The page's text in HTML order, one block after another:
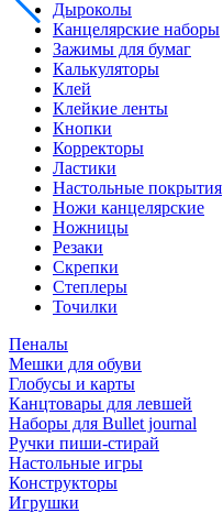
Дыроколы
Канцелярские наборы
Зажимы для бумаг
Калькуляторы
Клей
Клейкие ленты
Кнопки
Корректоры
Ластики
Настольные покрытия
Ножи канцелярские
Ножницы
Резаки
Скрепки
Степлеры
Точилки
Пеналы
Мешки для обуви
Глобусы и карты
Канцтовары для левшей
Наборы для Bullet journal
Ручки пиши-стирай
Настольные игры
Конструкторы
Игрушки